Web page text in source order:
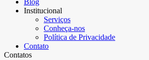
Blog
Institucional
Serviços
Conheça-nos
Política de Privacidade
Contato
Contatos